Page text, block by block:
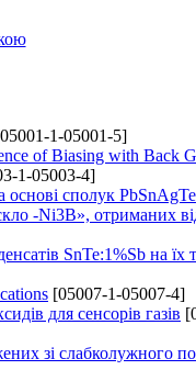
1-05001-5]
of Biasing with Back
1-05003-4]
основі сполук PbSnAgTe
-Ni3B», отриманих
SnTe:1%Sb на їх
[05007-1-05007-4]
для сенсорів газів
зі слабколужного